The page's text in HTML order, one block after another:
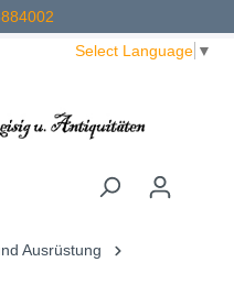
Select Language ▼
Ausrüstung